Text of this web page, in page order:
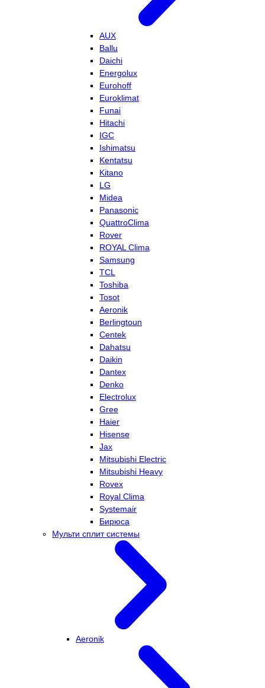
AUX
Ballu
Daichi
Energolux
Eurohoff
Euroklimat
Funai
Hitachi
IGC
Ishimatsu
Kentatsu
Kitano
LG
Midea
Panasonic
QuattroClima
Rover
ROYAL Clima
Samsung
TCL
Toshiba
Tosot
Aeronik
Berlingtoun
Centek
Dahatsu
Daikin
Dantex
Denko
Electrolux
Gree
Haier
Hisense
Jax
Mitsubishi Electric
Mitsubishi Heavy
Rovex
Royal Clima
Systemair
Бирюса
Мульти сплит системы
Aeronik